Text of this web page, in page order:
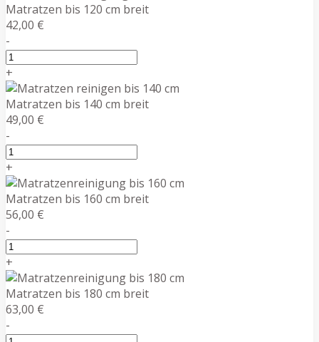
Matratzen bis 120 cm breit
42,00 €
-
+
Matratzen bis 140 cm breit
49,00 €
-
+
Matratzen bis 160 cm breit
56,00 €
-
+
Matratzen bis 180 cm breit
63,00 €
-